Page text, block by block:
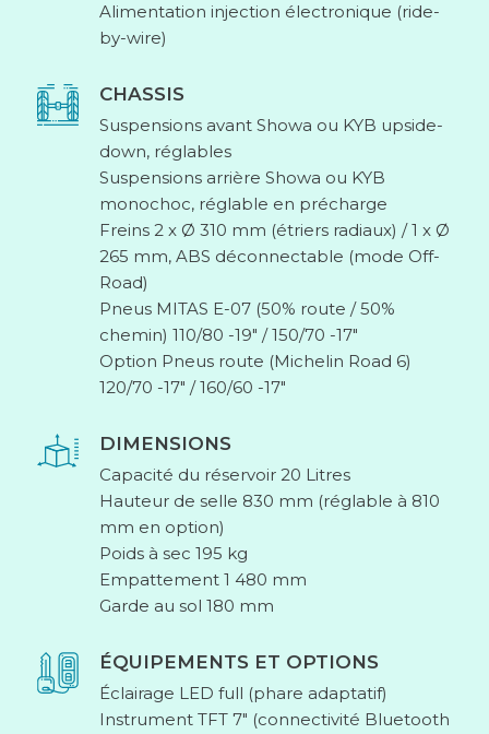
Alimentation injection électronique (ride-
by-wire)
CHASSIS
Suspensions avant Showa ou KYB upside-
down, réglables
Suspensions arrière Showa ou KYB
monochoc, réglable en précharge
Freins 2 x Ø 310 mm (étriers radiaux) / 1 x Ø
265 mm, ABS déconnectable (mode Off-
Road)
Pneus MITAS E-07 (50% route / 50%
chemin) 110/80 -19″ / 150/70 -17″
Option Pneus route (Michelin Road 6)
120/70 -17″ / 160/60 -17″
DIMENSIONS
Capacité du réservoir 20 Litres
Hauteur de selle 830 mm (réglable à 810
mm en option)
Poids à sec 195 kg
Empattement 1 480 mm
Garde au sol 180 mm
ÉQUIPEMENTS ET OPTIONS
Éclairage LED full (phare adaptatif)
Instrument TFT 7″ (connectivité Bluetooth